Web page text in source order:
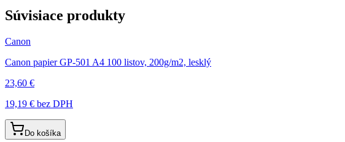
Súvisiace produkty
Canon
Canon papier GP-501 A4 100 listov, 200g/m2, lesklý
23,60 €
19,19 € bez DPH
Do košíka